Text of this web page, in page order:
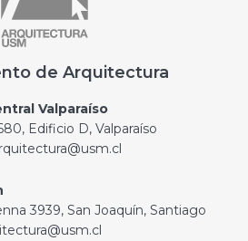
de Arquitectura
Valparaíso
Edificio D, Valparaíso
3939, San Joaquín, Santiago